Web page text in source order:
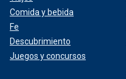
Comida y bebida
Fe
Descubrimiento
Juegos y concursos